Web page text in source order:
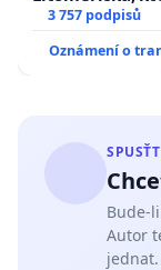
a umírání
3 757 podpisů
Oznámení o
Bude-
Autor